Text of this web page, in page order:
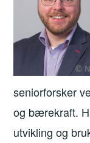
seniorforsker
og bærekraft.
utvikling og